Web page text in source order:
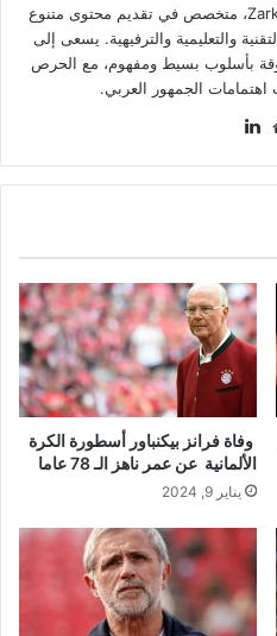
كاتب ومحرر لدى موقع Zarkachat.com، متخصص في تقديم محتوى متنوع
والتعليمية والترفيهية. يسعى إلى
بأسلوب بسيط ومفهوم، مع الحرص
الجمهور العربي.
موقع
وفاة فرانز بيكنباور أسطورة الكرة
الألمانية عن عمر ناهز الـ 78 عاما
يناير 9, 2024